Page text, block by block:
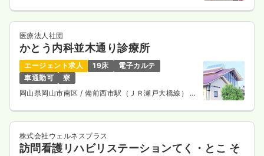
第二新卒可
月給33万円以上可
日勤のみ（パート） 一時募集休止
第二新卒可
時給1,500円以上可
医療法人社団
かとう内科並木通り診療所
エージェント求人 19床
電子カルテ
車通勤可
寮
岡山県岡山市南区/ 備前西市駅（ＪＲ瀬戸大橋線） 車
株式会社ウェルネスプラス
訪問看護リハビリステーションてく・とこ そ